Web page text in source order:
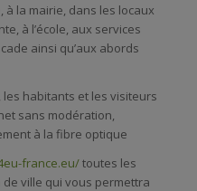
la mairie, dans les locaux
à l’école, aux services
ainsi qu’aux abords
les habitants et les visiteurs
sans modération,
à la fibre optique
france.eu/toutes les
ville qui vous permettra